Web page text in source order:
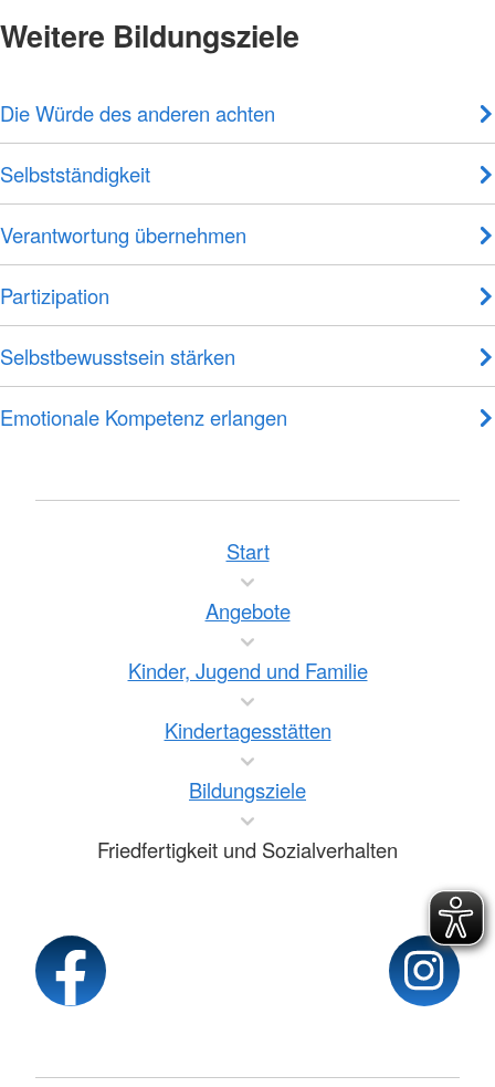
Weitere Bildungsziele
Die Würde des anderen achten
Selbstständigkeit
Verantwortung übernehmen
Partizipation
Selbstbewusstsein stärken
Emotionale Kompetenz erlangen
Start
Angebote
Kinder, Jugend und Familie
Kindertagesstätten
Bildungsziele
Friedfertigkeit und Sozialverhalten